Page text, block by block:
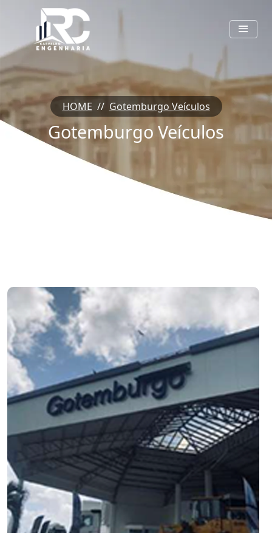
HOME // Gotemburgo Veículos
Gotemburgo Veículos